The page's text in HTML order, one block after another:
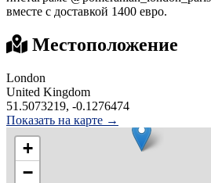
вместе с доставкой 1400 евро.
Местоположение
London
United Kingdom
51.5073219, -0.1276474
Показать на карте →
+
−